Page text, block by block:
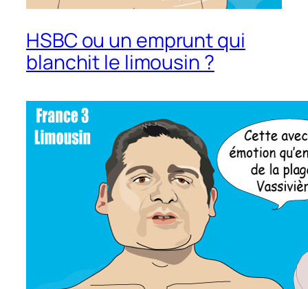
HSBC ou un emprunt qui
blanchit le limousin ?